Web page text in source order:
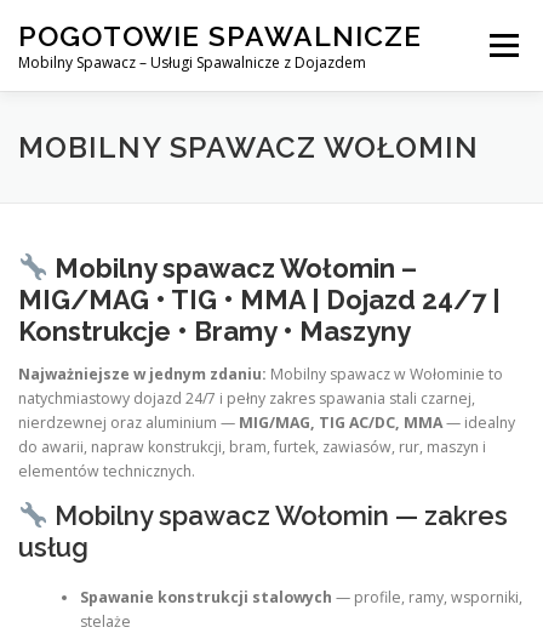
content
POGOTOWIE SPAWALNICZE
Mobilny Spawacz – Usługi Spawalnicze z Dojazdem
Menu
MOBILNY SPAWACZ WARSZAWA SPAWACZ
KONTAKT
MOBILNY SPAWACZ WOŁOMIN
Mobilny spawacz Wołomin –
MIG/MAG • TIG • MMA | Dojazd 24/7 |
Konstrukcje • Bramy • Maszyny
Najważniejsze w jednym zdaniu: Mobilny spawacz w Wołominie to
natychmiastowy dojazd 24/7 i pełny zakres spawania stali czarnej,
nierdzewnej oraz aluminium — MIG/MAG, TIG AC/DC, MMA— idealny
do awarii, napraw konstrukcji, bram, furtek, zawiasów, rur, maszyn i
elementów technicznych.
Mobilny spawacz Wołomin — zakres
usług
Spawanie konstrukcji stalowych — profile, ramy, wsporniki,
stelaże